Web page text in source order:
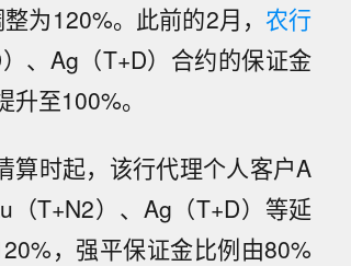
为120%。此前的2月， 农行
、Ag（T+D）合约的保证金
至100%。
算时起，该行代理个人客户A
T+N2）、Ag（T+D）等延
，强平保证金比例由80%